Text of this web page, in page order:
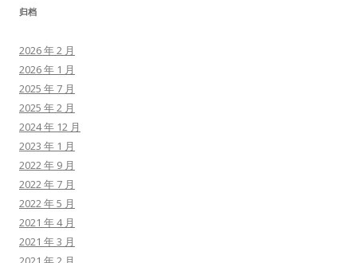
归档
2026 年 2 月
2026 年 1 月
2025 年 7 月
2025 年 2 月
2024 年 12 月
2023 年 1 月
2022 年 9 月
2022 年 7 月
2022 年 5 月
2021 年 4 月
2021 年 3 月